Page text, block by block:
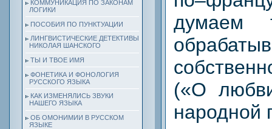
КОММУНИКАЦИЯ ПО ЗАКОНАМ
ЛОГИКИ
ПОСОБИЯ ПО ПУНКТУАЦИИ
ЛИНГВИСТИЧЕСКИЕ ДЕТЕКТИВЫ
НИКОЛАЯ ШАНСКОГО
ТЫ И ТВОЕ ИМЯ
ФОНЕТИКА И ФОНОЛОГИЯ
РУССКОГО ЯЗЫКА
КАК ИЗМЕНЯЛИСЬ ЗВУКИ
НАШЕГО ЯЗЫКА
ОБ ОМОНИМИИ В РУССКОМ
ЯЗЫКЕ
думаем
(«О
народной